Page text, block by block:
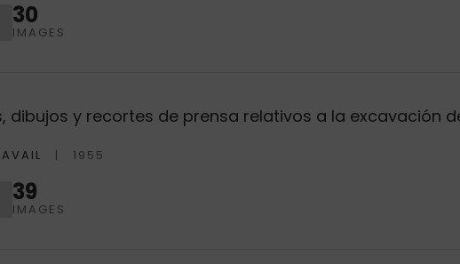
30
IMAGES
dibujos y recortes de prensa relativos a la excavación
1955
39
IMAGES